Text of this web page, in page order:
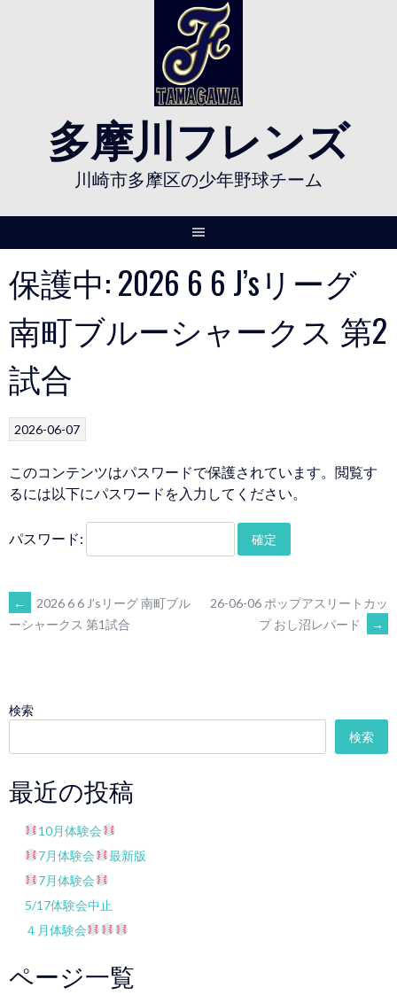
多摩川フレンズ
川崎市多摩区の少年野球チーム
保護中: 2026 6 6 J’sリーグ
南町ブルーシャークス 第2
試合
2026-06-07
このコンテンツはパスワードで保護されています。閲覧す
るには以下にパスワードを入力してください。
パスワード:
POST
←
2026 6 6 J’sリーグ 南町ブル
ーシャークス 第1試合
26-06-06 ポップアスリートカッ
プ おし沼レパード
→
検索
検索
最近の投稿
10月体験会
7月体験会
最新版
7月体験会
5/17体験会中止
４月体験会
ページ一覧